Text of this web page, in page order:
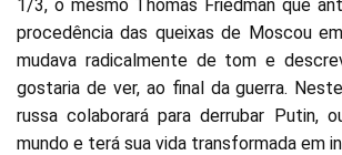
1/3, o mesmo Thomas Friedman que
procedência das queixas de Moscou
mudava radicalmente de tom e
gostaria de ver, ao final da guerra.
russa colaborará para derrubar Putin,
mundo e terá sua vida transformada em